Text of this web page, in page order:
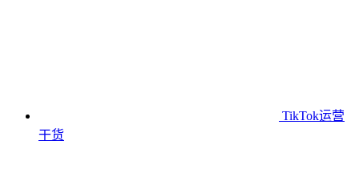
TikTok运营
干货